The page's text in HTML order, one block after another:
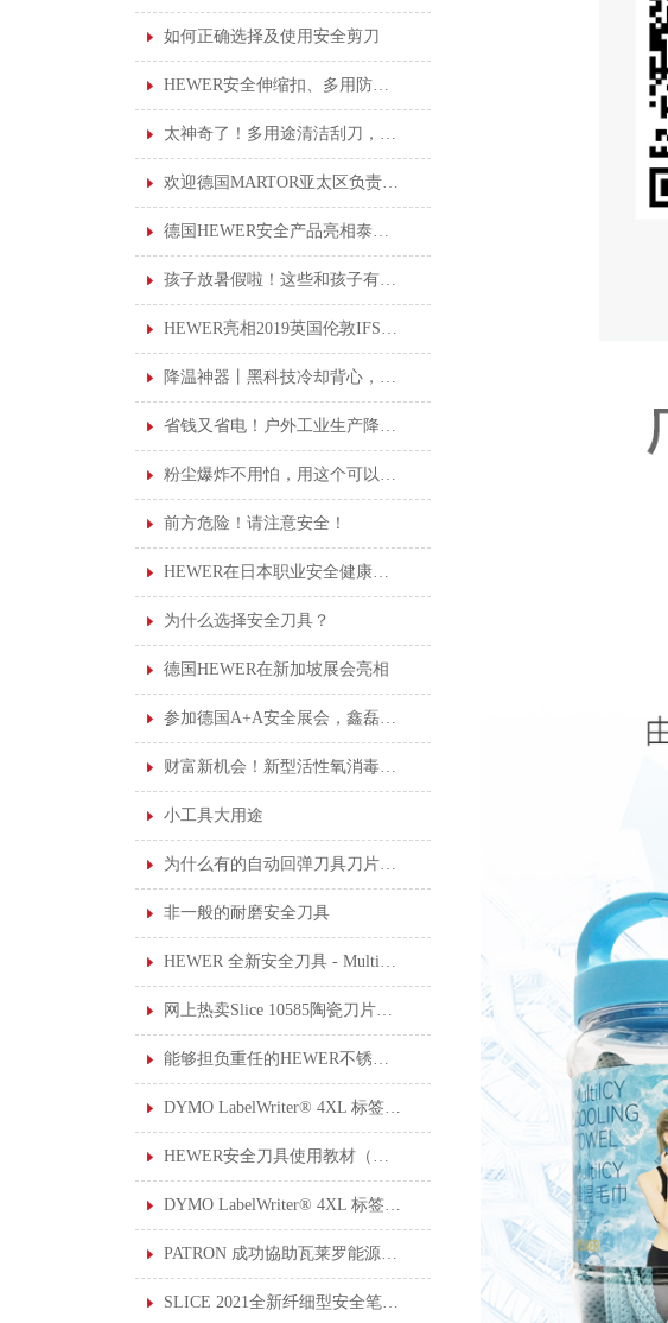
如何正确选择及使用安全剪刀
HEWER安全伸缩扣、多用防丢伸缩扣
太神奇了！多用途清洁刮刀，轻松刮走黏胶垢
欢迎德国MARTOR亚太区负责人莅临我司进行产品培训
德国HEWER安全产品亮相泰国职业安全健康会议，为泰国企业提供一站式服务！
孩子放暑假啦！这些和孩子有关的“安全贴士”你知道吗？
HEWER亮相2019英国伦敦IFSEC安防展览会
降温神器丨黑科技冷却背心，高温作业可持续凉爽
省钱又省电！户外工业生产降温加水凉风机！
粉尘爆炸不用怕，用这个可以安心上班！
前方危险！请注意安全！
HEWER在日本职业安全健康展览会
为什么选择安全刀具？
德国HEWER在新加坡展会亮相
参加德国A+A安全展会，鑫磊受益良多
财富新机会！新型活性氧消毒剂诚邀您的加盟。
小工具大用途
为什么有的自动回弹刀具刀片伸出来的长度设计可调节？
非一般的耐磨安全刀具
HEWER 全新安全刀具 - MultiSAFE HK-2200
网上热卖Slice 10585陶瓷刀片安全小刀
能够担负重任的HEWER不锈钢厨房剪刀
DYMO LabelWriter® 4XL 标签打印机
HEWER安全刀具使用教材（一）: 使用安全刀具的 6 个安全提示
DYMO LabelWriter® 4XL 标签打印机于工作环境中的应用
PATRON 成功協助瓦莱罗能源公司制定上锁挂牌系统
SLICE 2021全新纤细型安全笔刀10475和10476现已上架。